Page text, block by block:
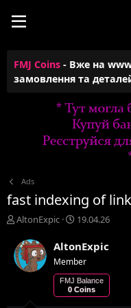
FMJ Coins - Вже на
замовлення та
Ads
fast indexing of
А
т
о
р
м
AltonExpic
Д
т
с
т
в
о
19.04.26
AltonExpic
Member
FMJ Balance
0 Coins